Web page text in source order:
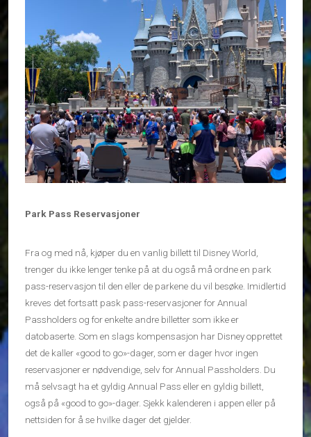
Park Pass Reservasjoner
Fra og med nå, kjøper du en vanlig billett til Disney World,
trenger du ikke lenger tenke på at du også må ordne en park
pass-reservasjon til den eller de parkene du vil besøke. Imidlertid
kreves det fortsatt pask pass-reservasjoner for Annual
Passholders og for enkelte andre billetter som ikke er
datobaserte. Som en slags kompensasjon har Disney opprettet
det de kaller «good to go»-dager, som er dager hvor ingen
reservasjoner er nødvendige, selv for Annual Passholders. Du
må selvsagt ha et gyldig Annual Pass eller en gyldig billett,
også på «good to go»-dager. Sjekk kalenderen i appen eller på
nettsiden for å se hvilke dager det gjelder.